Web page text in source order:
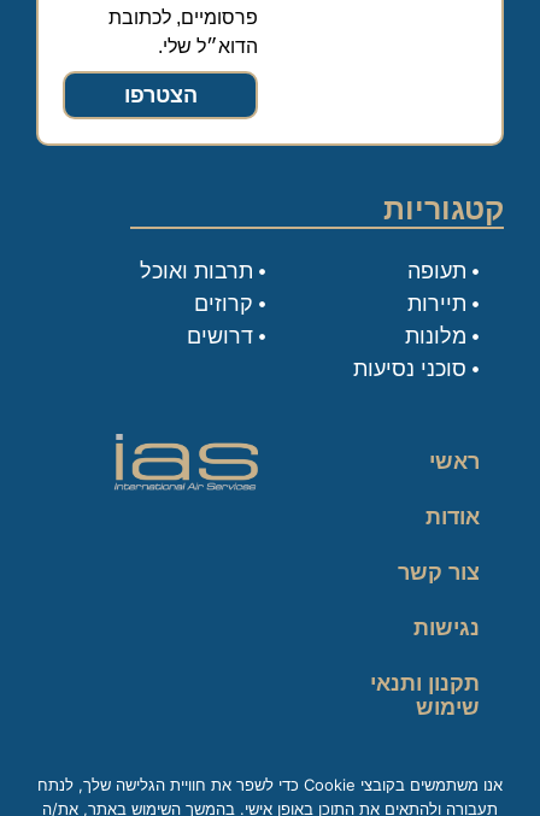
פרסומיים, לכתובת
הדוא״ל שלי.
הצטרפו
קטגוריות
תעופה
תיירות
מלונות
סוכני נסיעות
תרבות ואוכל
קרוזים
דרושים
ראשי
אודות
צור קשר
נגישות
תקנון ותנאי
שימוש
אנו משתמשים בקובצי Cookie כדי לשפר את חוויית הגלישה שלך, לנתח
תעבורה ולהתאים את התוכן באופן אישי. בהמשך השימוש באתר, את/ה